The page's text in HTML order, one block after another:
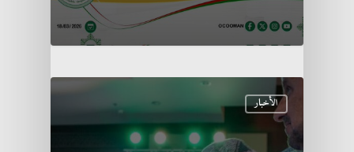
الأخبار